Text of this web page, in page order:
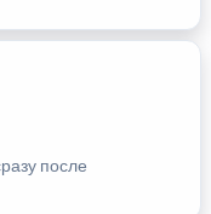
после